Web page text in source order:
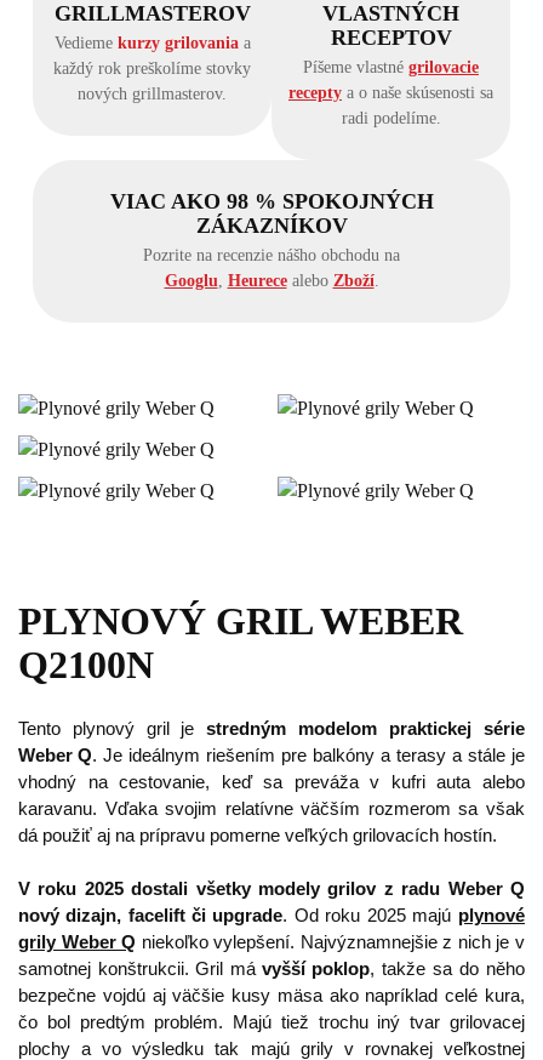
GRILLMASTEROV
Vedieme kurzy grilovaniaa
každý rok preškolíme stovky
nových grillmasterov.
VLASTNÝCH
RECEPTOV
Píšeme vlastné grilovacie
recepty a o naše skúsenosti sa
radi podelíme.
VIAC AKO 98 % SPOKOJNÝCH
ZÁKAZNÍKOV
Pozrite na recenzie nášho obchodu na
Googlu, Heurecealebo Zboží.
PLYNOVÝ GRIL WEBER
Q2100N
Tento plynový gril je stredným modelom praktickej série
Weber Q. Je ideálnym riešením pre balkóny a terasy a stále je
vhodný na cestovanie, keď sa preváža v kufri auta alebo
karavanu. Vďaka svojim relatívne väčším rozmerom sa však
dá použiť aj na prípravu pomerne veľkých grilovacích hostín.
V roku 2025 dostali všetky modely grilov z radu Weber Q
nový dizajn, facelift či upgrade. Od roku 2025 majú plynové
grily Weber Q niekoľko vylepšení. Najvýznamnejšie z nich je v
samotnej konštrukcii. Gril má vyšší poklop, takže sa do něho
bezpečne vojdú aj väčšie kusy mäsa ako napríklad celé kura,
čo bol predtým problém. Majú tiež trochu iný tvar grilovacej
plochy a vo výsledku tak majú grily v rovnakej veľkostnej